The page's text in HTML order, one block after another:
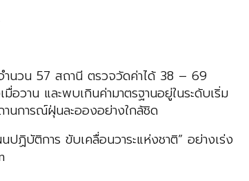
นวน 57 สถานี ตรวจวัดค่าได้ 38 – 69
วาน และพบเกินค่ามาตรฐานอยู่ในระดับเริ่ม
นการณ์ฝุ่นละอองอย่างใกล้ชิด
ฏิบัติการ ขับเคลื่อนวาระแห่งชาติ” อย่างเร่ง